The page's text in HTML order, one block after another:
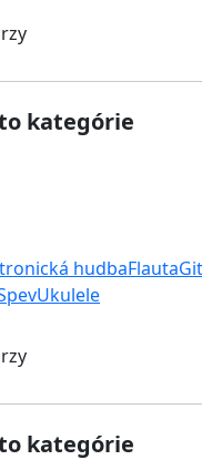
kategórie
hudbaFlauta
Ukulele
kategórie